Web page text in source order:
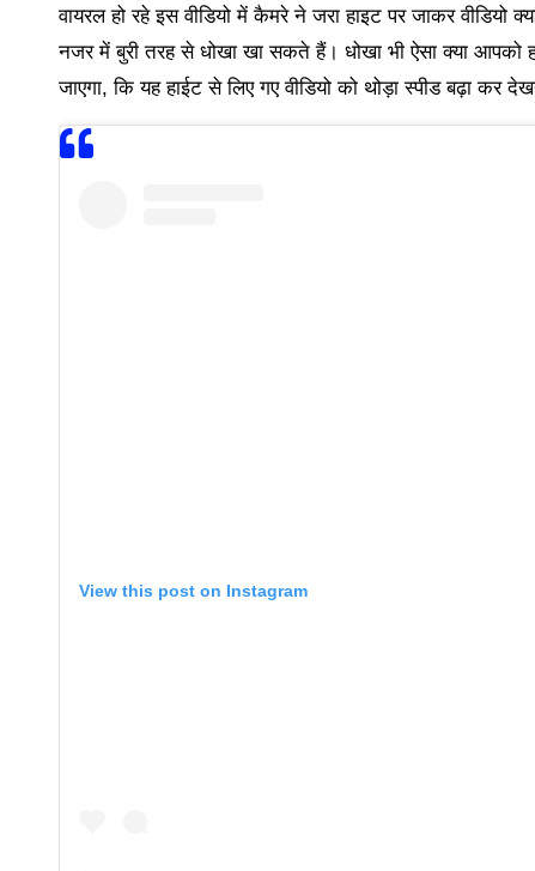
वायरल हो रहे इस वीडियो में कैमरे ने जरा हाइट पर जाकर वीडियो
नजर में बुरी तरह से धोखा खा सकते हैं। धोखा भी ऐसा क्या
जाएगा, कि यह हाईट से लिए गए वीडियो को थोड़ा स्पीड बढ़ा कर
View this post on Instagram